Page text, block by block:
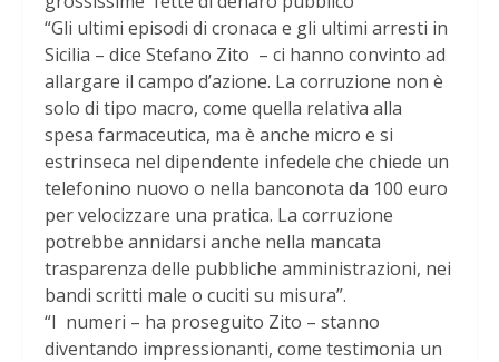
“Gli ultimi episodi di cronaca e gli ultimi arresti in
Sicilia – dice Stefano Zito – ci hanno convinto ad
allargare il campo d’azione. La corruzione non è
solo di tipo macro, come quella relativa alla
spesa farmaceutica, ma è anche micro e si
estrinseca nel dipendente infedele che chiede un
telefonino nuovo o nella banconota da 100 euro
per velocizzare una pratica. La corruzione
potrebbe annidarsi anche nella mancata
trasparenza delle pubbliche amministrazioni, nei
bandi scritti male o cuciti su misura”.
“I numeri – ha proseguito Zito – stanno
diventando impressionanti, come testimonia un